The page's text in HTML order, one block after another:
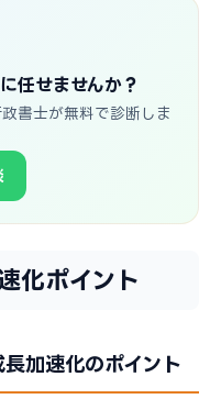
任せませんか？
書士が無料で診断しま
化ポイント
加速化のポイント